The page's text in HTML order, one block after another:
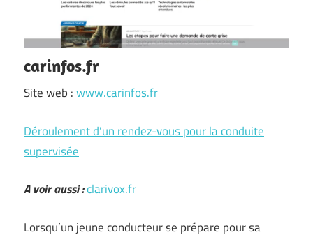
carinfos.fr
Site web :www.carinfos.fr
Déroulement d’un rendez-vous pour la conduite
supervisée
A voir aussi :clarivox.fr
Lorsqu’un jeune conducteur se prépare pour sa